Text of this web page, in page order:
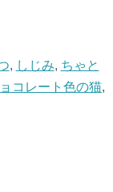
, しじみ, ちゃと
コレート色の猫,